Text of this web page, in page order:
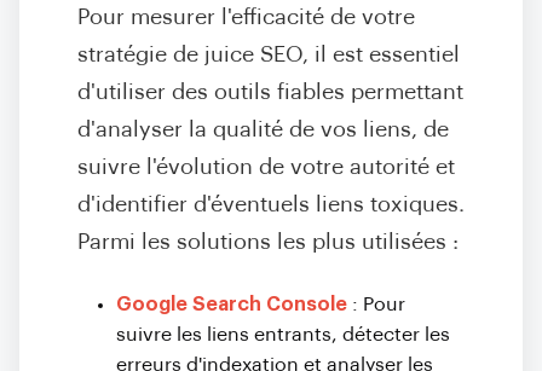
Pour mesurer l'efficacité de votre
stratégie de juice SEO, il est essentiel
d'utiliser des outils fiables permettant
d'analyser la qualité de vos liens, de
suivre l'évolution de votre autorité et
d'identifier d'éventuels liens toxiques.
Parmi les solutions les plus utilisées :
Google Search Console : Pour
suivre les liens entrants, détecter les
erreurs d'indexation et analyser les